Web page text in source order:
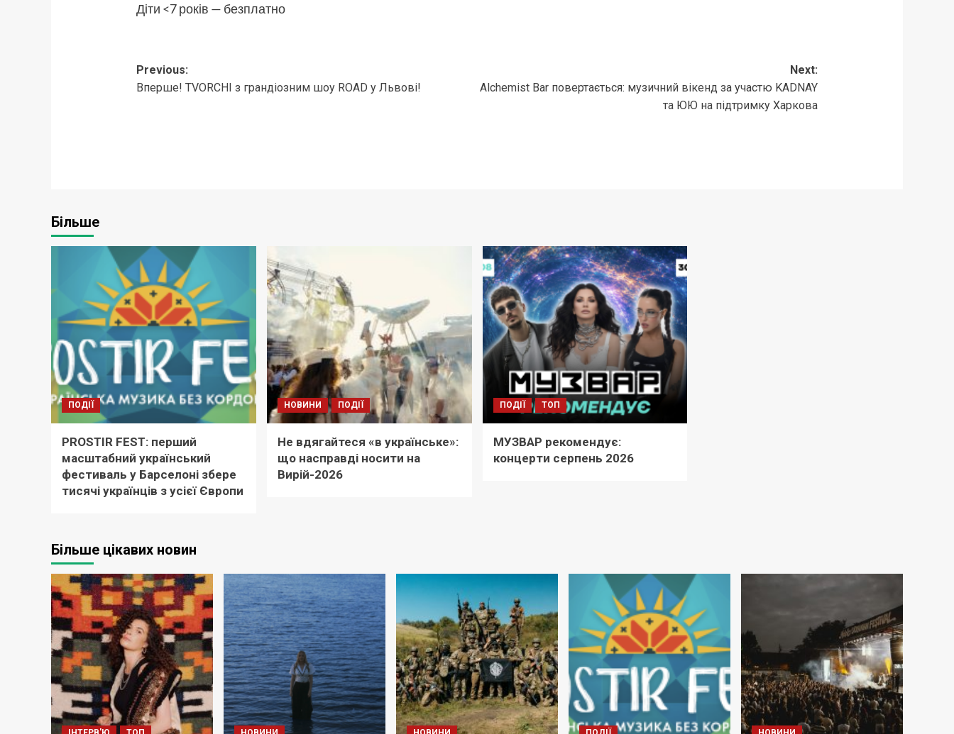
Діти <7 років — безплатно
Post
navigation
Previous:
Вперше! TVORCHI з грандіозним шоу ROAD у Львові!
Next:
Alchemist Bar повертається: музичний вікенд за участю KADNAY
та ЮЮ на підтримку Харкова
Більше
ПОДІЇ
PROSTIR FEST: перший
масштабний український
фестиваль у Барселоні збере
тисячі українців з усієї Європи
НОВИНИ ПОДІЇ
Не вдягайтеся «в українське»:
що насправді носити на
Вирій-2026
ПОДІЇ ТОП
МУЗВАР рекомендує:
концерти серпень 2026
Більше цікавих новин